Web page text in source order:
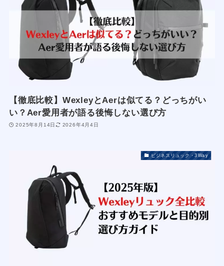
【徹底比較】WexleyとAerは似てる？どっちがい
い？Aer愛用者が語る後悔しない選び方
2025年8月14日 2026年4月4日
ビジネスリュック・3Way